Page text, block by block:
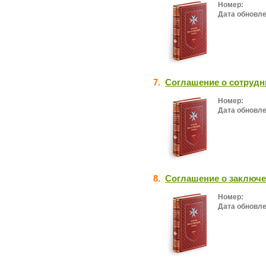
Номер:
Дата
7. Cоглашение о
Номер:
Дата
8. Соглашение о
Номер:
Дата